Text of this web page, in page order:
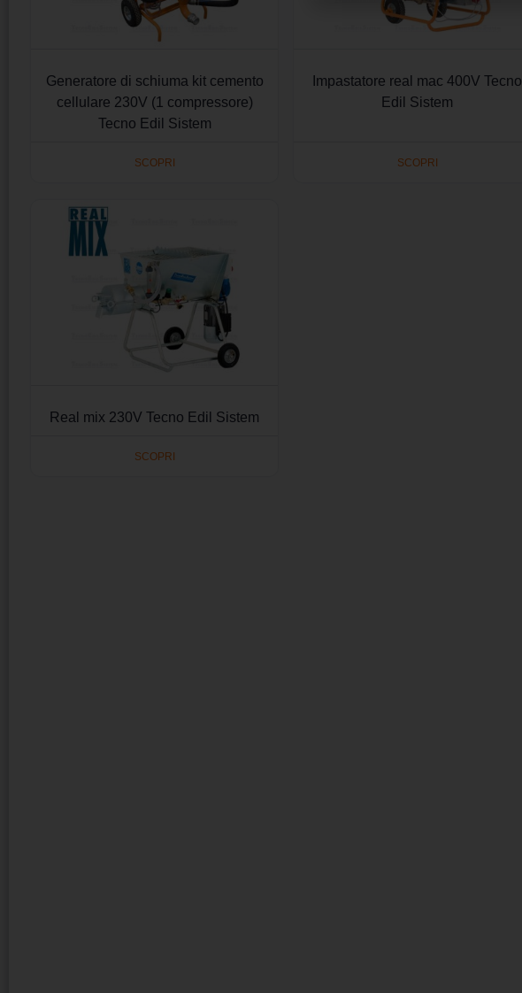
Generatore di schiuma kit cemento
cellulare 230V (1 compressore)
Tecno Edil Sistem
SCOPRI
Impastatore real mac 400V Tecno
Edil Sistem
SCOPRI
Real mix 230V Tecno Edil Sistem
SCOPRI